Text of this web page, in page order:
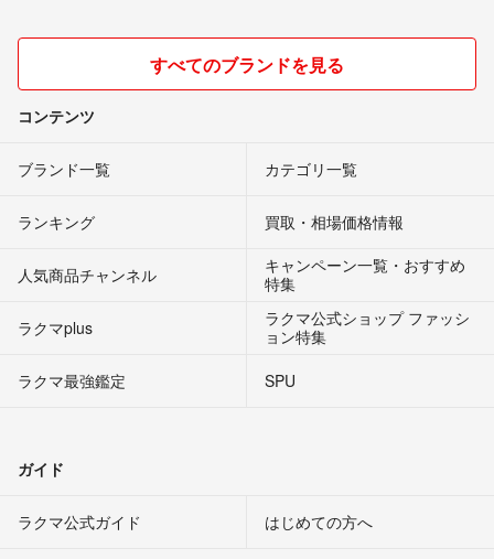
すべてのブランドを見る
コンテンツ
ブランド一覧 カテゴリ一覧
ランキング 買取・相場価格情報
人気商品チャンネル
キャンペーン一覧・おすすめ
特集
ラクマplus
ラクマ公式ショップ ファッシ
ョン特集
ラクマ最強鑑定
SPU
ガイド
ラクマ公式ガイド はじめての方へ